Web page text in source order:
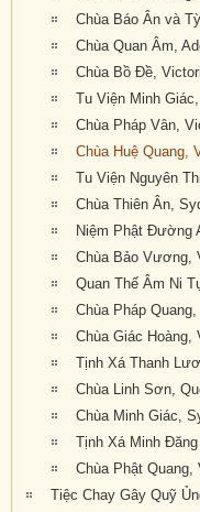
Chùa Báo Ân và
Chùa Quan Âm,
Chùa Bồ Đề,
Tu Viện Minh
Chùa Pháp Vân,
Chùa Huệ Quang,
Tu Viện Nguyên
Chùa Thiên Ân,
Niệm Phật Đường
Chùa Bảo Vương,
Quan Thế Âm Ni
Chùa Pháp
Chùa Giác Hoàng,
Tịnh Xá Thanh
Chùa Linh Sơn,
Chùa Minh Giác,
Tịnh Xá Minh
Chùa Phật Quang,
Tiệc Chay Gây Quỹ